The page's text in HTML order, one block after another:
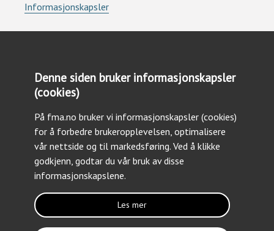
Denne siden bruker informasjonskapsler
(cookies)
På fma.no bruker vi informasjonskapsler (cookies)
for å forbedre brukeropplevelsen, optimalisere
vår nettside og til markedsføring. Ved å klikke
godkjenn, godtar du vår bruk av disse
informasjonskapslene.
Les mer
Informasjonskapsler
Tlf: +47 23 09 30 03
Epost: forsvarsmateriell@fma.no